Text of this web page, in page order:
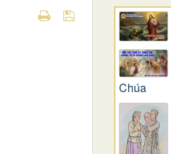
Chúa